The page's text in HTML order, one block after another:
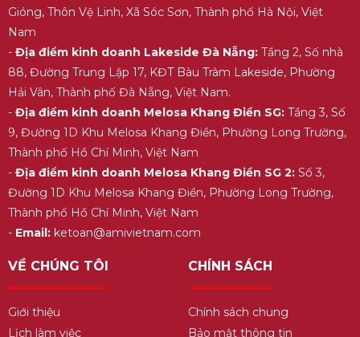
Gióng, Thôn Vệ Linh, Xã Sóc Sơn, Thành phố Hà Nội, Việt
Nam
- Địa điểm kinh doanh Lakeside Đà Nẵng:Tầng 2, Số nhà
88, Đường Trung Lập 17, KĐT Bàu Tràm Lakeside, Phường
Hải Vân, Thành phố Đà Nẵng, Việt Nam.
- Địa điểm kinh doanh Melosa Khang Điền SG:Tầng 3, Số
9, Đường 1D Khu Melosa Khang Điền, Phường Long Trường,
Thành phố Hồ Chí Minh, Việt Nam
- Địa điểm kinh doanh Melosa Khang Điền SG 2:Số 3,
Đường 1D Khu Melosa Khang Điền, Phường Long Trường,
Thành phố Hồ Chí Minh, Việt Nam
- Email:ketoan@amivietnam.com
VỀ CHÚNG TÔI
Giới thiệu
Lịch làm việc
CHÍNH SÁCH
Chính sách chung
Bảo mật thông tin